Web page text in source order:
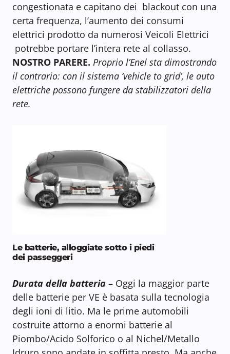
congestionata e capitano dei blackout con una
certa frequenza, l’aumento dei consumi
elettrici prodotto da numerosi Veicoli Elettrici
potrebbe portare l’intera rete al collasso.
NOSTRO PARERE. Proprio l’Enel sta dimostrando
il contrario: con il sistema ‘vehicle to grid’, le auto
elettriche possono fungere da stabilizzatori della
rete.
Le batterie, alloggiate sotto i piedi
dei passeggeri
Durata della batteria – Oggi la maggior parte
delle batterie per VE è basata sulla tecnologia
degli ioni di litio. Ma le prime automobili
costruite attorno a enormi batterie al
Piombo/Acido Solforico o al Nichel/Metallo